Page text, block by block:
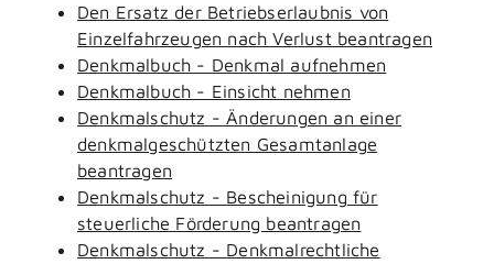
Den Ersatz der Betriebserlaubnis von
Einzelfahrzeugen nach Verlust beantragen
Denkmalbuch - Denkmal aufnehmen
Denkmalbuch - Einsicht nehmen
Denkmalschutz - Änderungen an einer
denkmalgeschützten Gesamtanlage
beantragen
Denkmalschutz - Bescheinigung für
steuerliche Förderung beantragen
Denkmalschutz - Denkmalrechtliche